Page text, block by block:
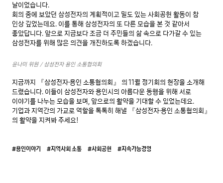
날이었습니다.
회의 중에 보았던 삼성전자의 계획적이고 밀도 있는 사회공헌 활동이 참
인상 깊었는데요. 이를 통해 삼성전자의 또 다른 모습을 본 것 같아서
좋았답니다. 앞으로 지금보다 조금 더 주민들의 삶 속으로 다가갈 수 있는
삼성전자를 위해 많은 의견을 개진하도록 하겠습니다.
윤나미 위원 / 삼성전자 용인 소통협의회
지금까지 『삼성전자·용인 소통협의회』 의 11월 정기회의 현장을 소개해
드렸습니다. 이들이 삼성전자와 용인시의 아름다운 동행을 위해 서로
이야기를 나누는 모습을 보며, 앞으로의 활약을 기대할 수 있었는데요.
기업과 지역간의 가교로 역할을 톡톡히 해낼 『삼성전자·용인 소통협의회』
의 활약을 지켜봐 주세요!
#용인이야기 #지역사회 소통 #사회공헌 #지속가능경영